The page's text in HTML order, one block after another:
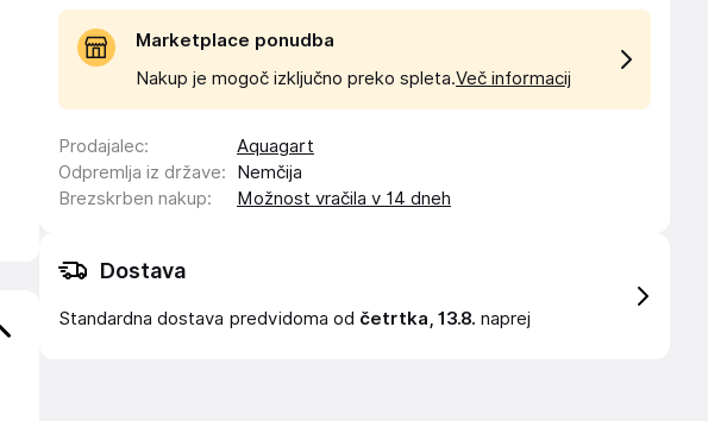
Marketplace ponudba
Nakup je mogoč izključno preko spleta.Več informacij
Prodajalec:
Aquagart
Odpremlja iz države:
Nemčija
Brezskrben nakup: Možnost vračila v 14 dneh
Dostava
Standardna dostava predvidoma od četrtka, 13.8. naprej